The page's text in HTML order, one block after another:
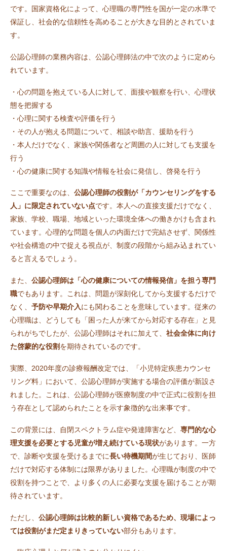
です。国家資格化によって、心理職の専門性を国が一定の水準で
保証し、社会的な信頼性を高めることが大きな目的とされていま
す。
公認心理師の業務内容は、公認心理師法の中で次のように定めら
れています。
・心の問題を抱えている人に対して、面接や観察を行い、心理状
態を把握する
・心理に関する検査や評価を行う
・その人が抱える問題について、相談や助言、援助を行う
・本人だけでなく、家族や関係者など周囲の人に対しても支援を
行う
・心の健康に関する知識や情報を社会に発信し、啓発を行う
ここで重要なのは、 公認心理師の役割が「カウンセリングをする
人」に限定されていない点です。本人への直接支援だけでなく、
家族、学校、職場、地域といった環境全体への働きかけも含まれ
ています。心理的な問題を個人の内面だけで完結させず、関係性
や社会構造の中で捉える視点が、制度の段階から組み込まれてい
ると言えるでしょう。
また、 公認心理師は「心の健康についての情報発信」を担う専門
職でもあります。これは、問題が深刻化してから支援するだけで
なく、 予防や早期介入にも関わることを意味しています。従来の
心理職は、どうしても「困った人が来てから対応する存在」と見
られがちでしたが、公認心理師はそれに加えて、 社会全体に向け
た啓蒙的な役割を期待されているのです。
実際、2020年度の診療報酬改定では、「小児特定疾患カウンセ
リング料」において、公認心理師が実施する場合の評価が新設さ
れました。これは、公認心理師が医療制度の中で正式に役割を担
う存在として認められたことを示す象徴的な出来事です。
この背景には、自閉スペクトラム症や発達障害など、 専門的な心
理支援を必要とする児童が増え続けている現状があります。一方
で、診断や支援を受けるまでに長い待機期間が生じており、医師
だけで対応する体制には限界がありました。心理職が制度の中で
役割を持つことで、より多くの人に必要な支援を届けることが期
待されています。
ただし、 公認心理師は比較的新しい資格であるため、現場によっ
ては役割がまだ定まりきっていない部分もあります。